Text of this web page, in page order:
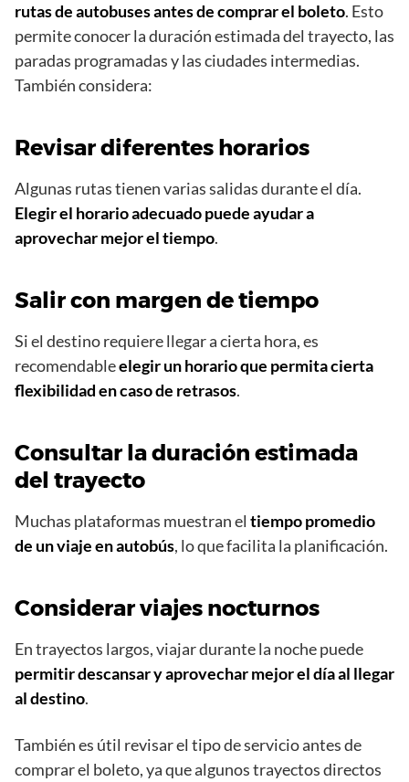
rutas de autobusesantes de comprar el boleto. Esto
permite conocer la duración estimada del trayecto, las
paradas programadas y las ciudades intermedias.
También considera:
Revisar diferentes horarios
Algunas rutas tienen varias salidas durante el día.
Elegir el horario adecuado puede ayudar a
aprovechar mejor el tiempo.
Salir con margen de tiempo
Si el destino requiere llegar a cierta hora, es
recomendableelegir un horario que permita cierta
flexibilidad en caso de retrasos.
Consultar la duración estimada
del trayecto
Muchas plataformas muestran el tiempo promedio
de un viaje en autobús, lo que facilita la planificación.
Considerar viajes nocturnos
En trayectos largos, viajar durante la noche puede
permitir descansar y aprovechar mejor el día al llegar
al destino.
También es útil revisar el tipo de servicio antes de
comprar el boleto, ya que algunos trayectos directos